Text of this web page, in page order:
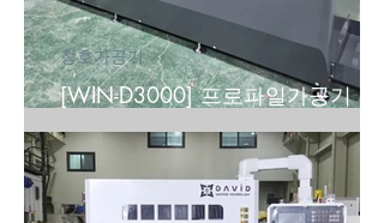
[WIN-D3000] 프로파일가공기 (주)
미**업 납품후기
창호가공기